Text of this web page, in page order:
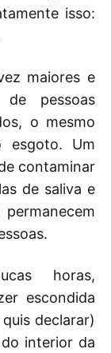
isso:
maiores e
de pessoas
o mesmo
esgoto. Um
contaminar
de saliva e
horas,
escondida
declarar)
interior da